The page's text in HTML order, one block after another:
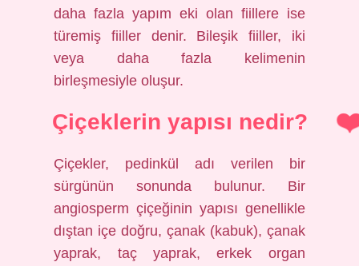
daha fazla yapım eki olan fiillere ise
türemiş fiiller denir. Bileşik fiiller, iki
veya daha fazla kelimenin
birleşmesiyle oluşur.
Çiçeklerin yapısı nedir?
Çiçekler, pedinkül adı verilen bir
sürgünün sonunda bulunur. Bir
angiosperm çiçeğinin yapısı genellikle
dıştan içe doğru, çanak (kabuk), çanak
yaprak, taç yaprak, erkek organ